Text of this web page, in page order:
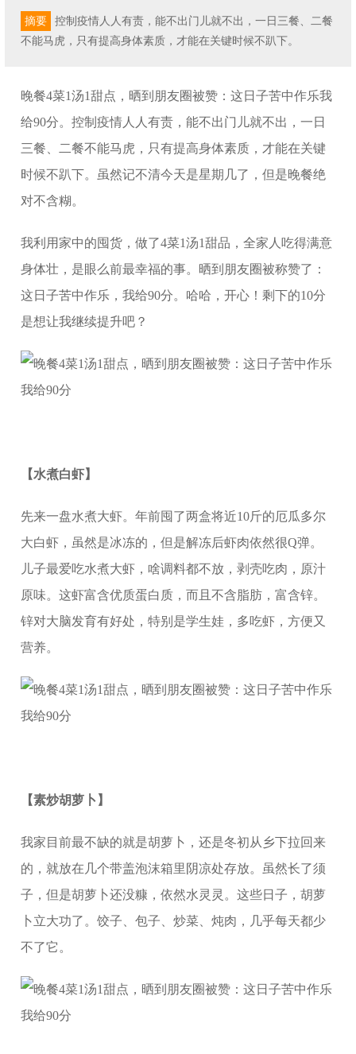
摘要
控制疫情人人有责，能不出门儿就不出，一日三餐、二餐
不能马虎，只有提高身体素质，才能在关键时候不趴下。
晚餐4菜1汤1甜点，晒到朋友圈被赞：这日子苦中作乐我
给90分。控制疫情人人有责，能不出门儿就不出，一日
三餐、二餐不能马虎，只有提高身体素质，才能在关键
时候不趴下。虽然记不清今天是星期几了，但是晚餐绝
对不含糊。
我利用家中的囤货，做了4菜1汤1甜品，全家人吃得满意
身体壮，是眼么前最幸福的事。晒到朋友圈被称赞了：
这日子苦中作乐，我给90分。哈哈，开心！剩下的10分
是想让我继续提升吧？
【水煮白虾】
先来一盘水煮大虾。年前囤了两盒将近10斤的厄瓜多尔
大白虾，虽然是冰冻的，但是解冻后虾肉依然很Q弹。
儿子最爱吃水煮大虾，啥调料都不放，剥壳吃肉，原汁
原味。这虾富含优质蛋白质，而且不含脂肪，富含锌。
锌对大脑发育有好处，特别是学生娃，多吃虾，方便又
营养。
【素炒胡萝卜】
我家目前最不缺的就是胡萝卜，还是冬初从乡下拉回来
的，就放在几个带盖泡沫箱里阴凉处存放。虽然长了须
子，但是胡萝卜还没糠，依然水灵灵。这些日子，胡萝
卜立大功了。饺子、包子、炒菜、炖肉，几乎每天都少
不了它。